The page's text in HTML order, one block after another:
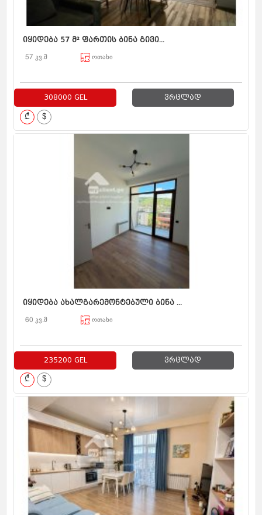
იყიდება 57 მ² ფართის ბინა გივი...
57 კვ.მ ოთახი
308000 GEL ვრცლად
₾ $
იყიდება ახალგარემონტებული ბინა ...
60 კვ.მ ოთახი
235200 GEL ვრცლად
₾ $